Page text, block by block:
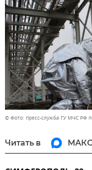
© Фото: пресс-служба ГУ МЧС РФ
Читать в МАКС